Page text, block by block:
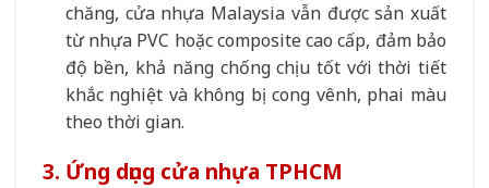
chăng, cửa nhựa Malaysia vẫn được sản xuất
từ nhựa PVC hoặc composite cao cấp, đảm bảo
độ bền, khả năng chống chịu tốt với thời tiết
khắc nghiệt và không bị cong vênh, phai màu
theo thời gian.
3. Ứng dụng cửa nhựa TPHCM